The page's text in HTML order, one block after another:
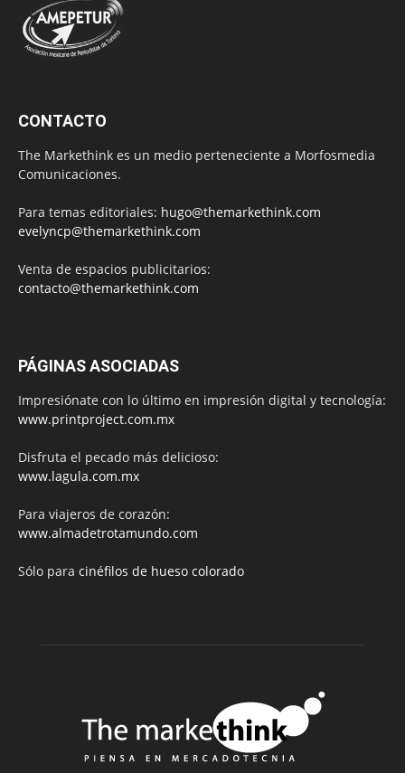
CONTACTO
The Markethink es un medio perteneciente a Morfosmedia
Comunicaciones.
Para temas editoriales: hugo@themarkethink.com
evelyncp@themarkethink.com
Venta de espacios publicitarios:
contacto@themarkethink.com
PÁGINAS ASOCIADAS
Impresiónate con lo último en impresión digital y tecnología:
www.printproject.com.mx
Disfruta el pecado más delicioso:
www.lagula.com.mx
Para viajeros de corazón:
www.almadetrotamundo.com
Sólo para cinéfilos de hueso colorado